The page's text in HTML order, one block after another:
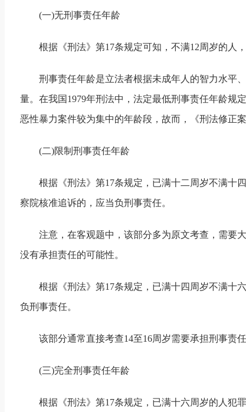
(一)无刑事责任年龄
根据《刑法》第17条规定可知，不满12周岁的人
刑事责任年龄是立法者根据未成年人的智力水平
量。在我国1979年刑法中，法定最低刑事责任年龄规
恶性暴力案件较为集中的年龄段，故而，《刑法修正
(二)限制刑事责任年龄
根据《刑法》第17条规定，已满十二周岁不满十
察院核准追诉的，应当负刑事责任。
注意，在客观题中，该部分多为原文考查，需要
没有承担责任的可能性。
根据《刑法》第17条规定，已满十四周岁不满十
负刑事责任。
该部分通常直接考查14至16周岁需要承担刑事责
(三)完全刑事责任年龄
根据《刑法》第17条规定，已满十六周岁的人犯